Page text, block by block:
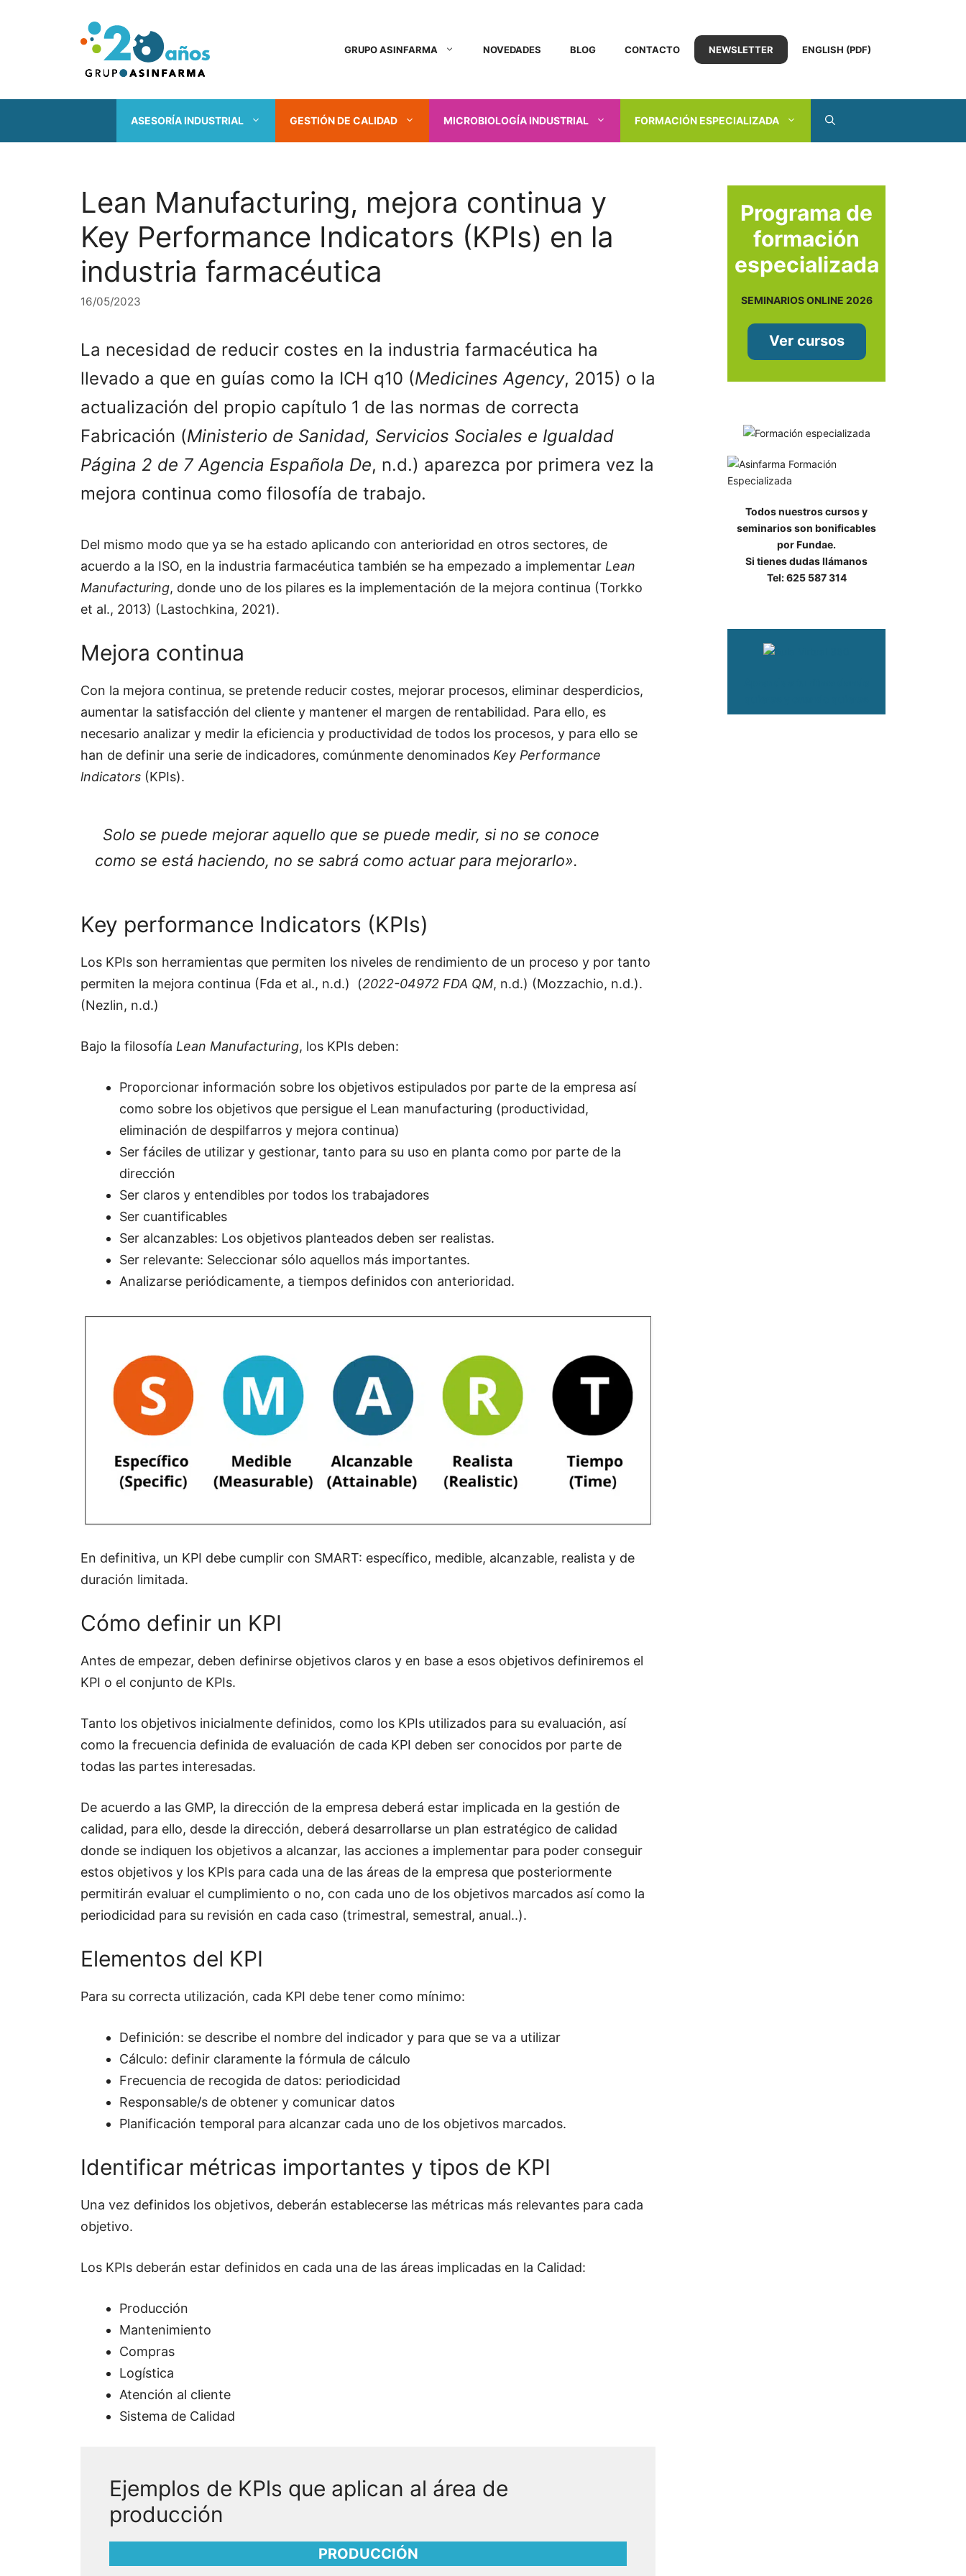
GRUPO ASINFARMA NOVEDADES BLOG CONTACTO NEWSLETTER ENGLISH (PDF)
ASESORÍA INDUSTRIAL GESTIÓN DE CALIDAD MICROBIOLOGÍA INDUSTRIAL FORMACIÓN ESPECIALIZADA
Lean Manufacturing, mejora continua y
Key Performance Indicators (KPIs) en la
industria farmacéutica
16/05/2023
La necesidad de reducir costes en la industria farmacéutica ha
llevado a que en guías como la ICH q10 (Medicines Agency, 2015) o la
actualización del propio capítulo 1 de las normas de correcta
Fabricación (Ministerio de Sanidad, Servicios Sociales e Igualdad
Página 2 de 7 Agencia Española De, n.d.) aparezca por primera vez la
mejora continua como filosofía de trabajo.
Del mismo modo que ya se ha estado aplicando con anterioridad en otros sectores, de
acuerdo a la ISO, en la industria farmacéutica también se ha empezado a implementar Lean
Manufacturing, donde uno de los pilares es la implementación de la mejora continua (Torkko
et al., 2013) (Lastochkina, 2021).
Mejora continua
Con la mejora continua, se pretende reducir costes, mejorar procesos, eliminar desperdicios,
aumentar la satisfacción del cliente y mantener el margen de rentabilidad. Para ello, es
necesario analizar y medir la eficiencia y productividad de todos los procesos, y para ello se
han de definir una serie de indicadores, comúnmente denominados Key Performance
lndicators (KPIs).
Solo se puede mejorar aquello que se puede medir, si no se conoce
como se está haciendo, no se sabrá como actuar para mejorarlo».
Key performance Indicators (KPIs)
Los KPIs son herramientas que permiten los niveles de rendimiento de un proceso y por tanto
permiten la mejora continua (Fda et al., n.d.) (2022-04972 FDA QM, n.d.) (Mozzachio, n.d.).
(Nezlin, n.d.)
Bajo la filosofía Lean Manufacturing, los KPIs deben:
Proporcionar información sobre los objetivos estipulados por parte de la empresa así
como sobre los objetivos que persigue el Lean manufacturing (productividad,
eliminación de despilfarros y mejora continua)
Ser fáciles de utilizar y gestionar, tanto para su uso en planta como por parte de la
dirección
Ser claros y entendibles por todos los trabajadores
Ser cuantificables
Ser alcanzables: Los objetivos planteados deben ser realistas.
Ser relevante: Seleccionar sólo aquellos más importantes.
Analizarse periódicamente, a tiempos definidos con anterioridad.
En definitiva, un KPI debe cumplir con SMART: específico, medible, alcanzable, realista y de
duración limitada.
Cómo definir un KPI
Antes de empezar, deben definirse objetivos claros y en base a esos objetivos definiremos el
KPI o el conjunto de KPIs.
Tanto los objetivos inicialmente definidos, como los KPIs utilizados para su evaluación, así
como la frecuencia definida de evaluación de cada KPI deben ser conocidos por parte de
todas las partes interesadas.
De acuerdo a las GMP, la dirección de la empresa deberá estar implicada en la gestión de
calidad, para ello, desde la dirección, deberá desarrollarse un plan estratégico de calidad
donde se indiquen los objetivos a alcanzar, las acciones a implementar para poder conseguir
estos objetivos y los KPIs para cada una de las áreas de la empresa que posteriormente
permitirán evaluar el cumplimiento o no, con cada uno de los objetivos marcados así como la
periodicidad para su revisión en cada caso (trimestral, semestral, anual..).
Elementos del KPI
Para su correcta utilización, cada KPI debe tener como mínimo:
Definición: se describe el nombre del indicador y para que se va a utilizar
Cálculo: definir claramente la fórmula de cálculo
Frecuencia de recogida de datos: periodicidad
Responsable/s de obtener y comunicar datos
Planificación temporal para alcanzar cada uno de los objetivos marcados.
Identificar métricas importantes y tipos de KPI
Una vez definidos los objetivos, deberán establecerse las métricas más relevantes para cada
objetivo.
Los KPIs deberán estar definidos en cada una de las áreas implicadas en la Calidad:
Producción
Mantenimiento
Compras
Logística
Atención al cliente
Sistema de Calidad
Ejemplos de KPls que aplican al área de
producción
PRODUCCIÓN
Programa de
formación
especializada
SEMINARIOS ONLINE 2026
Ver cursos
Todos nuestros cursos y
seminarios son bonificables
por Fundae.
Si tienes dudas llámanos
Tel: 625 587 314